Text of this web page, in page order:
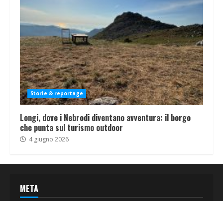
Storie & reportage
Longi, dove i Nebrodi diventano avventura: il borgo
che punta sul turismo outdoor
4 giugno 2026
META